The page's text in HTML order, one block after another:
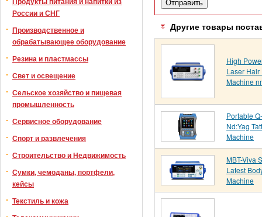
России и СНГ
Производственное и
обрабатывающее оборудование
Резина и пластмассы
Свет и освещение
Сельское хозяйство и пищевая
промышленность
Сервисное оборудование
Спорт и развлечения
Строительство и Недвижимость
Сумки, чемоданы, портфели,
кейсы
Текстиль и кожа
Другие товары
High
Laser
Machine
Portable
Nd:Yag
Machine
MBT-Viva
Latest
Machine